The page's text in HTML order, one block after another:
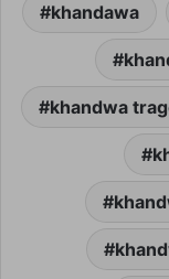
khandawa
khandwa